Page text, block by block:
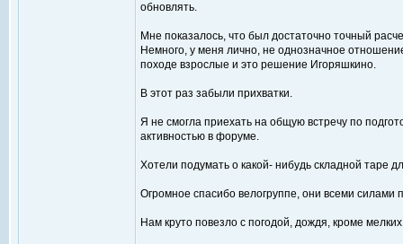
обновлять.
Мне показалось, что был достаточно точный
Немного, у меня лично, не однозначное
походе взрослые и это решение Игоряшкино.
В этот раз забыли прихватки.
Я не смогла приехать на общую встречу по
активностью в форуме.
Хотели подумать о какой- нибудь складной таре
Огромное спасибо велогруппе, они всеми силами
Нам круто повезло с погодой, дождя, кроме